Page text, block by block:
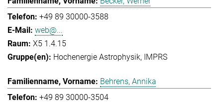
+49 89 30000-3588
web@...
X5 1.4.15
Hochenergie Astrophysik IMPRS
Behrens, Annika
+49 89 30000-3504